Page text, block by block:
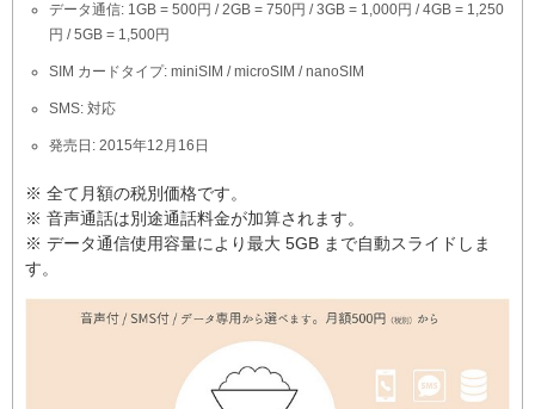
データ通信: 1GB = 500円 / 2GB = 750円 / 3GB = 1,000円 / 4GB = 1,250
円 / 5GB = 1,500円
SIM カードタイプ: miniSIM / microSIM / nanoSIM
SMS: 対応
発売日: 2015年12月16日
※ 全て月額の税別価格です。
※ 音声通話は別途通話料金が加算されます。
※ データ通信使用容量により最大 5GB まで自動スライドしま
す。